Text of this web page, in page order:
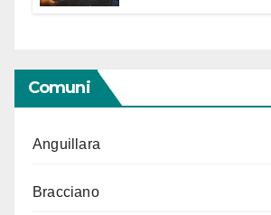
Comuni
Anguillara
Bracciano